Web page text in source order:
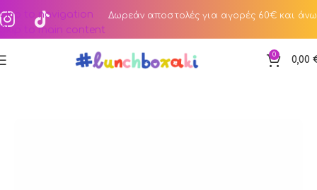
Skip to navigation
Skip to main content
Δωρεάν αποστολές για αγορές 60€ και άνω
0 0,00